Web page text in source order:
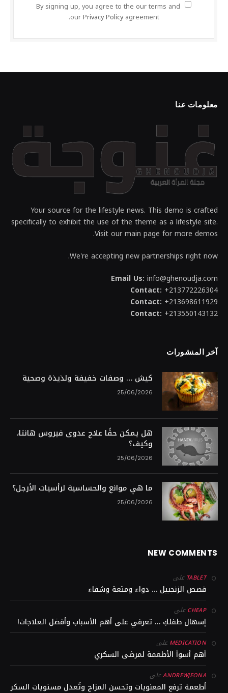
By signing up, you agree to the our terms and
ourPrivacy Policyagreement.
معلومات عنا
Your source for the lifestyle news. This demo is crafted
specifically to exhibit the use of the theme as a lifestyle site.
Visit our main page for more demos.
We're accepting new partnerships right now.
Email Us: info@ghenoudja.com
Contact: +213772226304
Contact: +213698611929
Contact: +213550143132
آخر المنشورات
كيش … وصفات خفيفة ولذيذة وصحية
25/06/2026
هل يمكن حقًا علاج عدوى فيروس هانتا،
وكيف؟
25/06/2026
ما هي موانع والحساسية لرأسيات الأرجل؟
25/06/2026
NEW COMMENTS
TABLET على
قصص الزنجبيل … دواء ومتعة وشفاء
CHEAPعلى
إسهال طفلكِ … تعرفي على أهم الأسباب وأفضل العلاجات!
MEDICATIONعلى
أهم أسوأ الأطعمة لمرضى السكري
ANDREWJEONAعلى
أطعمة ترفع المعنويات وتحسن المزاج وتُعدل مستويات السكر